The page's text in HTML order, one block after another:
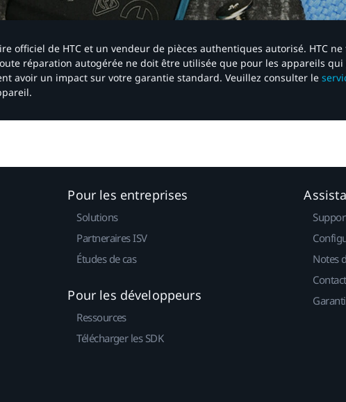
officiel de HTC et un vendeur de pièces authentiques autorisé. HTC
réparation autogérée ne doit être utilisée que pour les appareils
avoir un impact sur votre garantie standard. Veuillez consulter le
Pour les entreprises
Solutions
Partneraires ISV
Études de cas
Pour les développeurs
Ressources
Télécharger les SDK
Notes